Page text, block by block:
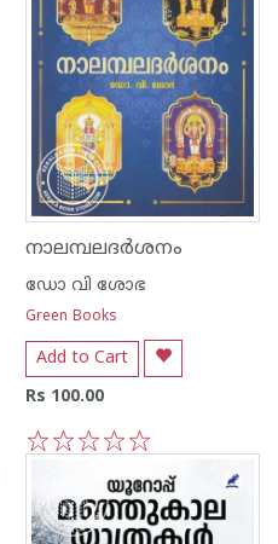
നാലമ്പലദര്‍ശനം
ഡോ വി ശോഭ
Green Books
Add to Cart
Rs 100.00